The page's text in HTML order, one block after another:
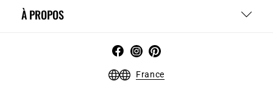
À PROPOS
France